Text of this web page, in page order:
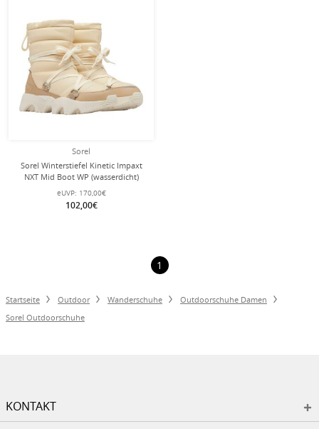
Sorel
Sorel Winterstiefel Kinetic Impaxt
NXT Mid Boot WP (wasserdicht)
cremeweiss Damen
eUVP: 170,00€
102,00€
1
Startseite Outdoor Wanderschuhe
Outdoorschuhe Damen
Sorel Outdoorschuhe
KONTAKT